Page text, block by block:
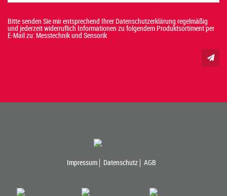
Bitte senden Sie mir entsprechend Ihrer Datenschutzerklärung regelmäßig
und jederzeit widerruflich Informationen zu folgendem Produktsortiment per
E-Mail zu: Messtechnik und Sensorik
Impressum Datenschutz AGB